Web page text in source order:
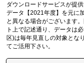
ダウンロードサービスが提
データ【2021年度】を元に
と異なる場合がございます
ト上で記述通り、データは
区)は毎年見直しの対象とな
てご活用下さい。